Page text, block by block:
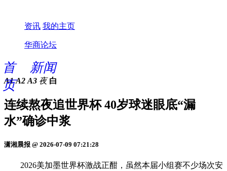
资讯 我的主页
华商论坛
首
页
新闻
A1 A2 A3 夜 白
连续熬夜追世界杯 40岁球迷眼底“漏
水”确诊中浆
潇湘晨报 @ 2026-07-09 07:21:28
2026美加墨世界杯激战正酣，虽然本届小组赛不少场次安